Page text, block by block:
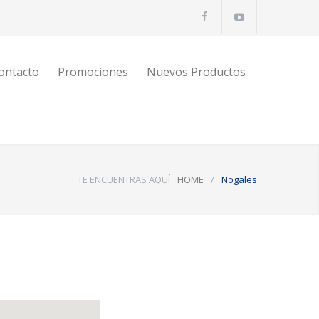
Promociones Nuevos Productos
TE ENCUENTRAS AQUÍ HOME / Nogales